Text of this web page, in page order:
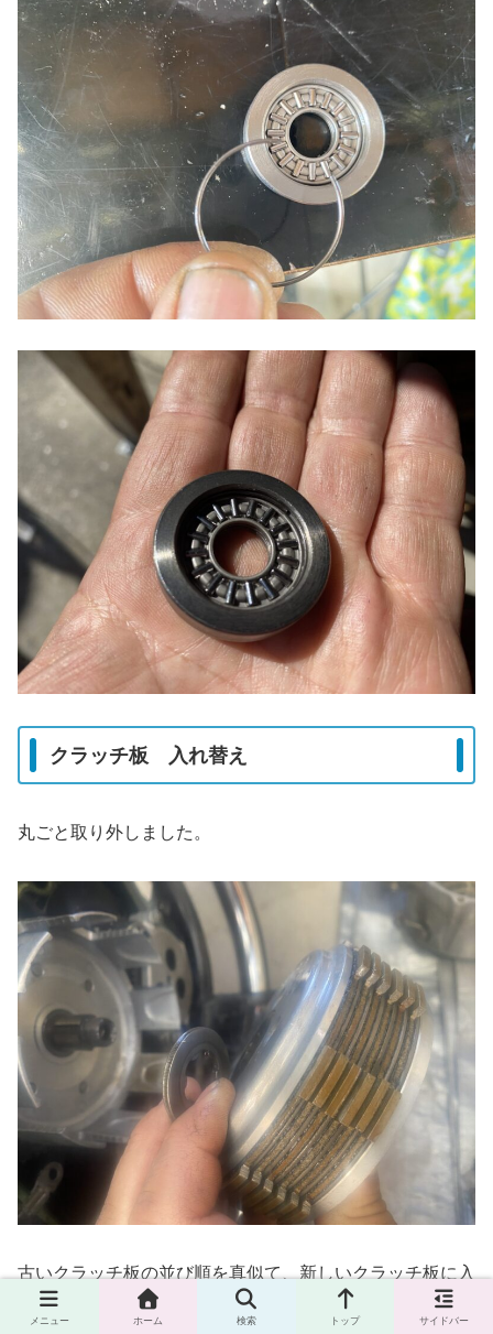
クラッチ板 入れ替え
丸ごと取り外しました。
古いクラッチ板の並び順を真似て、新しいクラッチ板に入
れ替えて行きます。
メニュー ホーム 検索 トップ サイドバー